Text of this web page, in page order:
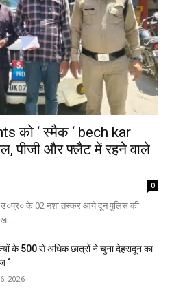
को ‘ स्मैक ‘ bech kar
पीजी और फ्लैट में रहने वाले
0
उ०प्र० के 02 नशा तस्कर आये दून पुलिस की
के 500 से अधिक छात्रों ने चुना देहरादून का
‘
2026